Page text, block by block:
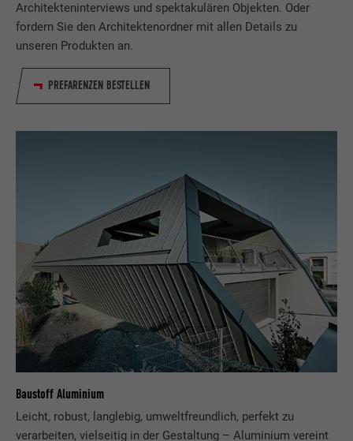
Architekteninterviews und spektakulären Objekten. Oder
fordern Sie den Architektenordner mit allen Details zu
unseren Produkten an.
PREFARENZEN BESTELLEN
Baustoff Aluminium
Leicht, robust, langlebig, umweltfreundlich, perfekt zu
verarbeiten, vielseitig in der Gestaltung – Aluminium vereint